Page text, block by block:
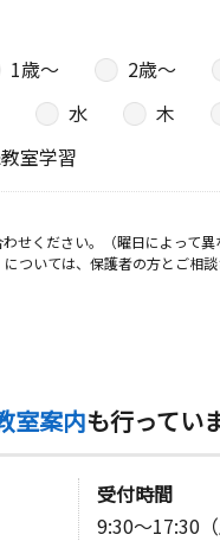
1歳〜 2歳〜
水 木
室学習
ください。（曜日によって
いては、保護者の方とご相談
室案内も行ってい
受付時間
9:30～17:30